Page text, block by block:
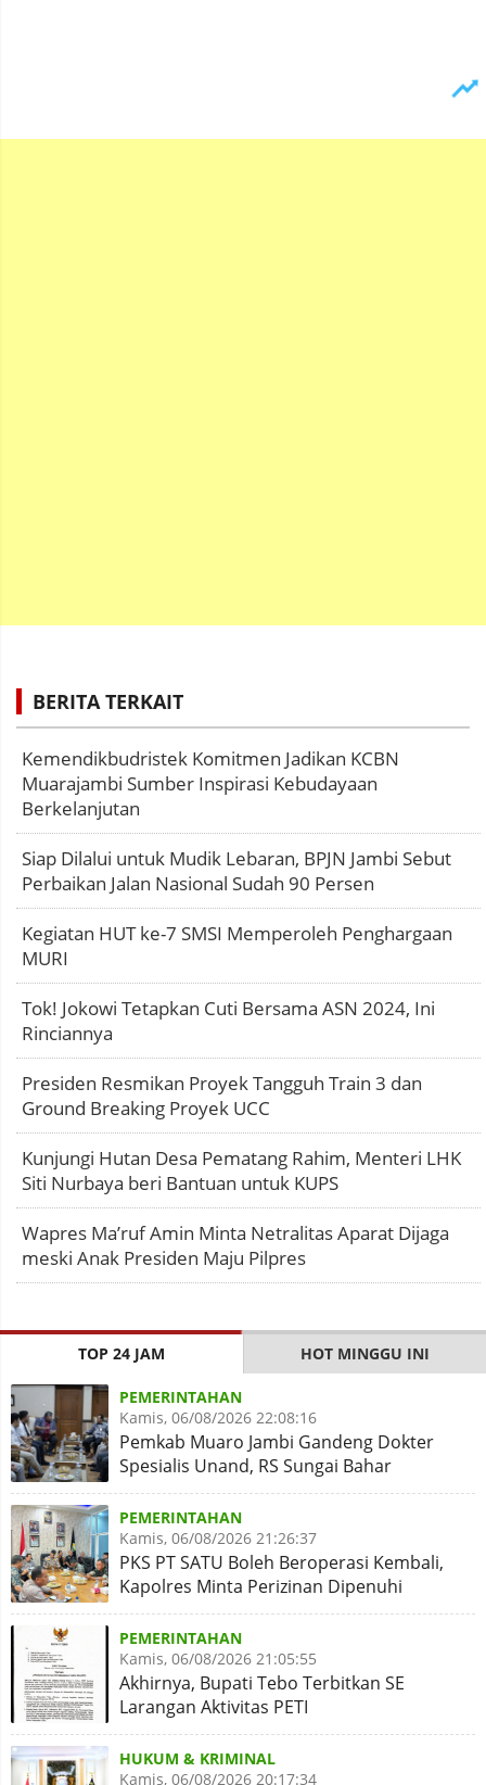
BERITA TERKAIT
Kemendikbudristek Komitmen Jadikan KCBN
Muarajambi Sumber Inspirasi Kebudayaan
Berkelanjutan
Siap Dilalui untuk Mudik Lebaran, BPJN Jambi Sebut
Perbaikan Jalan Nasional Sudah 90 Persen
Kegiatan HUT ke-7 SMSI Memperoleh Penghargaan
MURI
Tok! Jokowi Tetapkan Cuti Bersama ASN 2024, Ini
Rinciannya
Presiden Resmikan Proyek Tangguh Train 3 dan
Ground Breaking Proyek UCC
Kunjungi Hutan Desa Pematang Rahim, Menteri LHK
Siti Nurbaya beri Bantuan untuk KUPS
Wapres Ma’ruf Amin Minta Netralitas Aparat Dijaga
meski Anak Presiden Maju Pilpres
TOP 24 JAM HOT MINGGU INI
PEMERINTAHAN
Kamis, 06/08/2026 22:08:16
Pemkab Muaro Jambi Gandeng Dokter
Spesialis Unand, RS Sungai Bahar
Disiapkan Naik Kelas
PEMERINTAHAN
Kamis, 06/08/2026 21:26:37
PKS PT SATU Boleh Beroperasi Kembali,
Kapolres Minta Perizinan Dipenuhi
PEMERINTAHAN
Kamis, 06/08/2026 21:05:55
Akhirnya, Bupati Tebo Terbitkan SE
Larangan Aktivitas PETI
HUKUM & KRIMINAL
Kamis, 06/08/2026 20:17:34